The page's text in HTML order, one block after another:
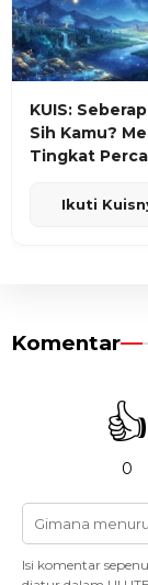
KUIS:
Sih Kamu?
Tingkat
Ikuti
Komentar
👍
0
Isi komentar